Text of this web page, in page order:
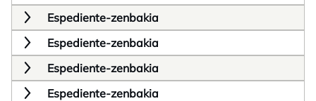
Espediente-zenbakia
Espediente-zenbakia
Espediente-zenbakia
Espediente-zenbakia